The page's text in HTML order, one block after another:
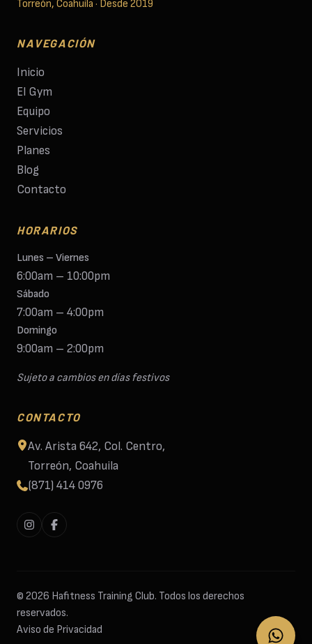
Torreón, Coahuila · Desde 2019
NAVEGACIÓN
Inicio
El Gym
Equipo
Servicios
Planes
Blog
Contacto
HORARIOS
Lunes – Viernes
6:00am – 10:00pm
Sábado
7:00am – 4:00pm
Domingo
9:00am – 2:00pm
Sujeto a cambios en días festivos
CONTACTO
Av. Arista 642, Col. Centro,
Torreón, Coahuila
(871) 414 0976
© 2026 Hafitness Training Club. Todos los derechos
reservados.
Aviso de Privacidad